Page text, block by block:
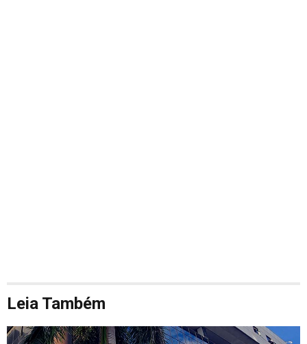
Leia Também